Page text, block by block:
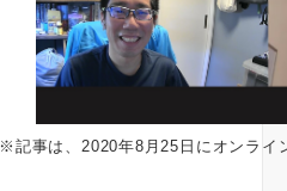
※記事は、2020年8月25日にオンライ